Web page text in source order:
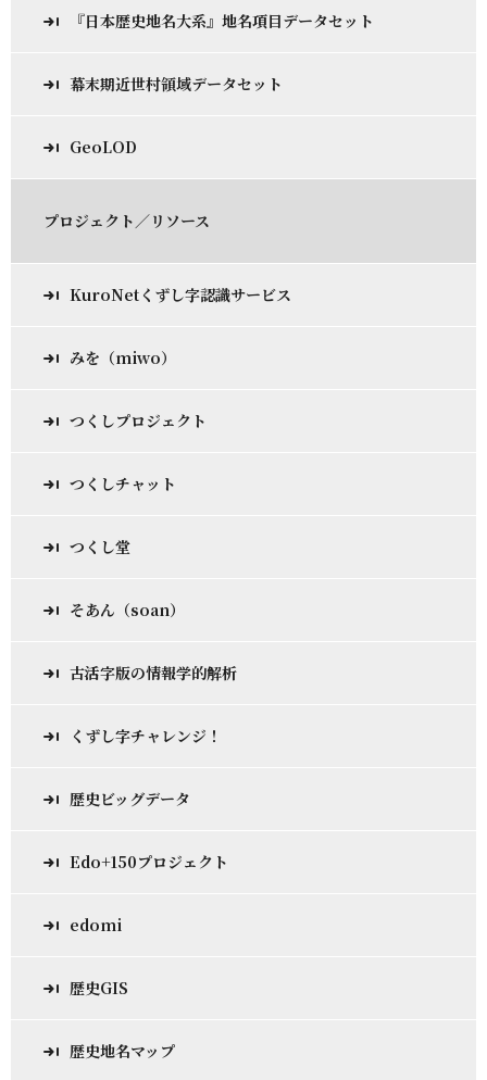
『日本歴史地名大系』地名項目データセット
幕末期近世村領域データセット
GeoLOD
プロジェクト／リソース
KuroNetくずし字認識サービス
みを（miwo）
つくしプロジェクト
つくしチャット
つくし堂
そあん（soan）
古活字版の情報学的解析
くずし字チャレンジ！
歴史ビッグデータ
Edo+150プロジェクト
edomi
歴史GIS
歴史地名マップ